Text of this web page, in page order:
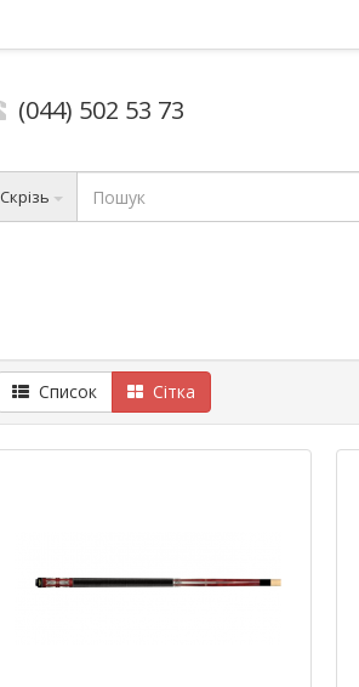
(044) 502 53 73
Скрізь
Список Сітка